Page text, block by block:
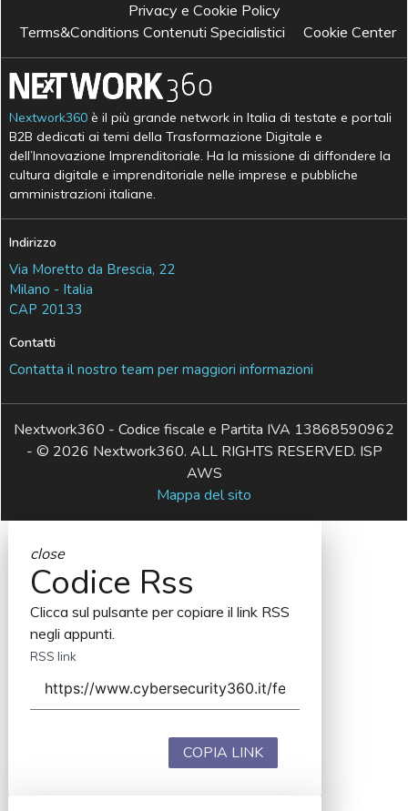
Privacy e Cookie Policy
Terms&Conditions Contenuti Specialistici
Cookie Center
Nextwork360 è il più grande network in Italia di testate e portali
B2B dedicati ai temi della Trasformazione Digitale e
dell’Innovazione Imprenditoriale. Ha la missione di diffondere la
cultura digitale e imprenditoriale nelle imprese e pubbliche
amministrazioni italiane.
Indirizzo
Via Moretto da Brescia, 22
Milano - Italia
CAP 20133
Contatti
Contatta il nostro team per maggiori informazioni
Nextwork360 - Codice fiscale e Partita IVA 13868590962
- © 2026 Nextwork360. ALL RIGHTS RESERVED. ISP
AWS
Mappa del sito
close
Codice Rss
Clicca sul pulsante per copiare il link RSS
negli appunti.
RSS link
COPIA LINK